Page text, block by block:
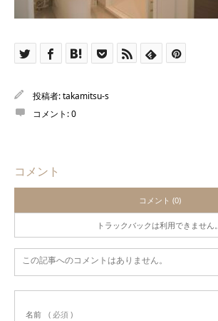
投稿者:takamitsu-s
コメント:0
コメント
コメント (0)
トラックバックは利用できません。
この記事へのコメントはありません。
名前 ( 必須 )